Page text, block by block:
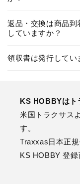
返品・交換は商品
していますか？
領収書は発行してい
KS HOBBYはト
米国トラクサス
す。
Traxxas日本正
KS HOBBY 登